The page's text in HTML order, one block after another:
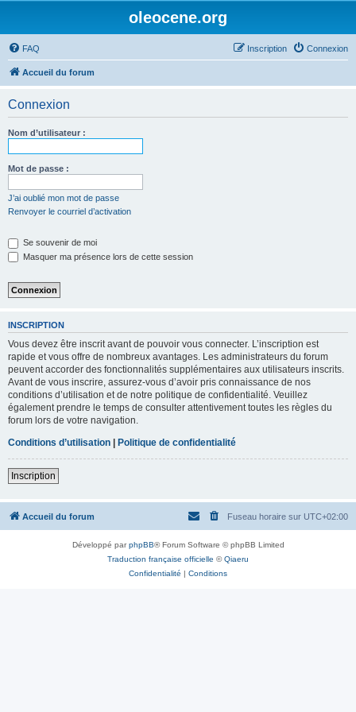
oleocene.org
FAQ Connexion
Inscription
Accueil du forum
Connexion
Nom d’utilisateur :
Mot de passe :
J’ai oublié mon mot de passe
Renvoyer le courriel d’activation
Se souvenir de moi
Masquer ma présence lors de cette session
INSCRIPTION
Vous devez être inscrit avant de pouvoir vous connecter. L’inscription est
rapide et vous offre de nombreux avantages. Les administrateurs du forum
peuvent accorder des fonctionnalités supplémentaires aux utilisateurs inscrits.
Avant de vous inscrire, assurez-vous d’avoir pris connaissance de nos
conditions d’utilisation et de notre politique de confidentialité. Veuillez
également prendre le temps de consulter attentivement toutes les règles du
forum lors de votre navigation.
Conditions d’utilisation | Politique de confidentialité
Inscription
Accueil du forum Fuseau horaire sur UTC+02:00
Développé parphpBB® Forum Software © phpBB Limited
Traduction française officielle ©Qiaeru
Confidentialité | Conditions